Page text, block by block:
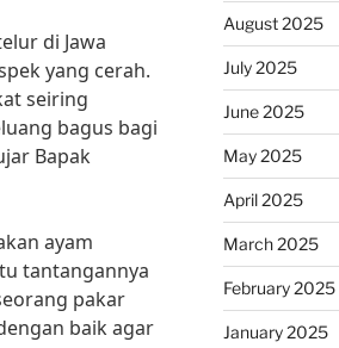
di Jawa
yang cerah.
seiring
bagus bagi
Bapak
ayam
tantangannya
pakar
baik agar
August 2025
July 2025
June 2025
May 2025
April 2025
March 2025
February 2025
January 2025